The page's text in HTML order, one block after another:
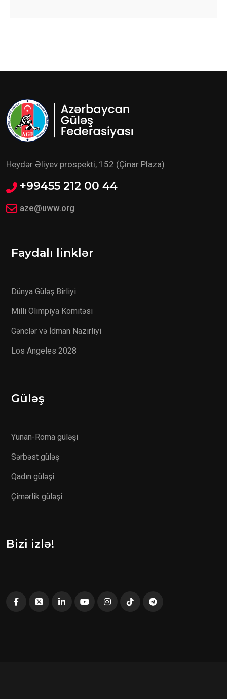
Heydər Əliyev prospekti, 152 (Çinar Plaza)
+99455 212 00 44
aze@uww.org
Faydalı linklər
Dünya Güləş Birliyi
Milli Olimpiya Komitəsi
Gənclər və İdman Nazirliyi
Los Angeles 2028
Güləş
Yunan-Roma güləşi
Sərbəst güləş
Qadın güləşi
Çimərlik güləşi
Bizi izlə!